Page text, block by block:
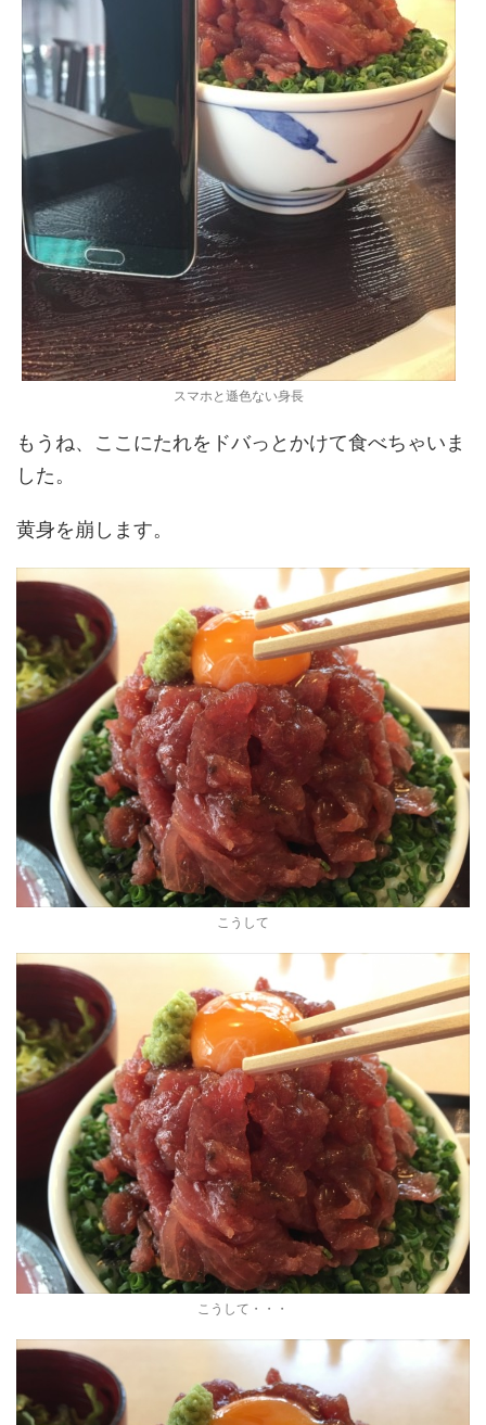
スマホと遜色ない身長
もうね、ここにたれをドバっとかけて食べちゃいま
した。
黄身を崩します。
こうして
こうして・・・